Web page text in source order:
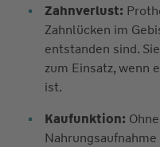
Zahnverlust:
Zahnlücken im
entstanden sind.
zum Einsatz, wenn
ist.
Kaufunktion: